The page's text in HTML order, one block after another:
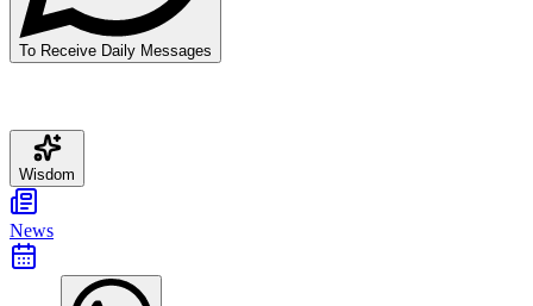
To Receive Daily Messages
Wisdom
News